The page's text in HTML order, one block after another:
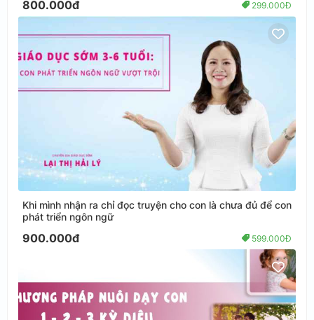
800.000đ 299.000Đ
Khi mình nhận ra chỉ đọc truyện cho con là chưa đủ để con
phát triển ngôn ngữ
900.000đ 599.000Đ